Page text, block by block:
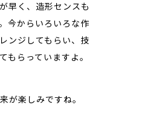
早く、造形センスも
今からいろいろな作
ンジしてもらい、技
もらっていますよ。
来が楽しみですね。